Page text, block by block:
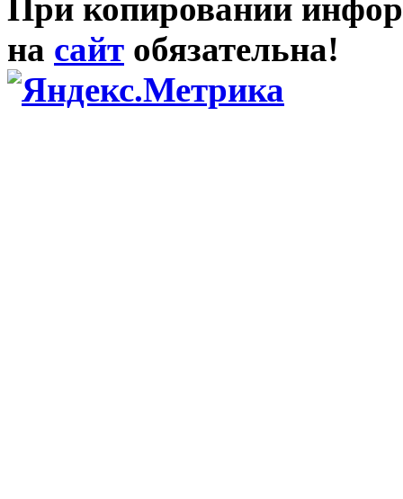
При копировании
на сайт обязательна!